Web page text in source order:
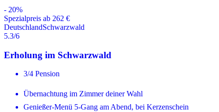
- 20%
Spezialpreis ab 262 €
DeutschlandSchwarzwald
5.3/6
Erholung im Schwarzwald
3/4 Pension
Übernachtung im Zimmer deiner Wahl
Genießer-Menü 5-Gang am Abend, bei Kerzenschein